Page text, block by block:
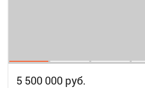
5 500 000 руб.